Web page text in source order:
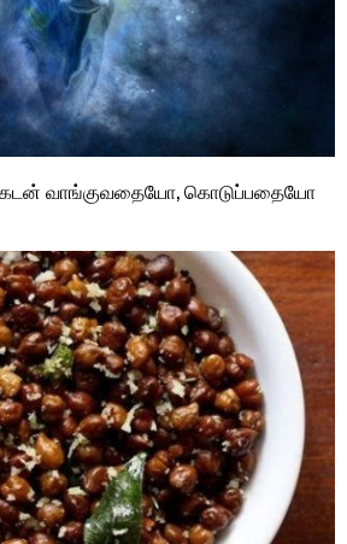
கடன் வாங்குவதையோ, கொடுப்பதையோ